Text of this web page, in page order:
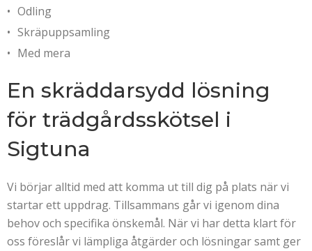
Odling
Skräpuppsamling
Med mera
En skräddarsydd lösning
för trädgårdsskötsel i
Sigtuna
Vi börjar alltid med att komma ut till dig på plats när vi
startar ett uppdrag. Tillsammans går vi igenom dina
behov och specifika önskemål. När vi har detta klart för
oss föreslår vi lämpliga åtgärder och lösningar samt ger